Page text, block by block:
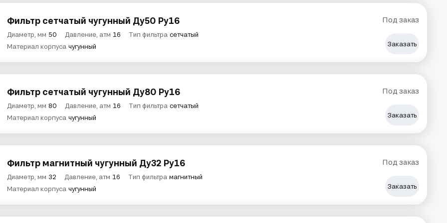
Фильтр сетчатый чугунный Ду50 Ру16
Диаметр, мм 50 Давление, атм 16 Тип фильтра сетчатый
Материал корпуса чугунный
Под заказ
Заказать
Фильтр сетчатый чугунный Ду80 Ру16
Диаметр, мм 80 Давление, атм 16 Тип фильтра сетчатый
Материал корпуса чугунный
Под заказ
Заказать
Фильтр магнитный чугунный Ду32 Ру16
Диаметр, мм 32 Давление, атм 16 Тип фильтра магнитный
Материал корпуса чугунный
Под заказ
Заказать